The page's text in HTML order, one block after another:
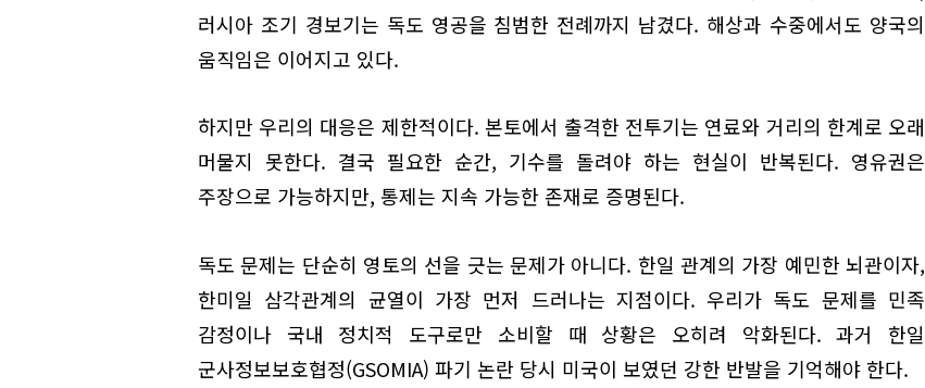
러시아 조기 경보기는 독도 영공을 침범한 전례까지 남겼다. 해상과 수중에서도 양국의
움직임은 이어지고 있다.
하지만 우리의 대응은 제한적이다. 본토에서 출격한 전투기는 연료와 거리의 한계로 오래
머물지 못한다. 결국 필요한 순간, 기수를 돌려야 하는 현실이 반복된다. 영유권은
주장으로 가능하지만, 통제는 지속 가능한 존재로 증명된다.
독도 문제는 단순히 영토의 선을 긋는 문제가 아니다. 한일 관계의 가장 예민한 뇌관이자,
한미일 삼각관계의 균열이 가장 먼저 드러나는 지점이다. 우리가 독도 문제를 민족
감정이나 국내 정치적 도구로만 소비할 때 상황은 오히려 악화된다. 과거 한일
군사정보보호협정(GSOMIA) 파기 논란 당시 미국이 보였던 강한 반발을 기억해야 한다.